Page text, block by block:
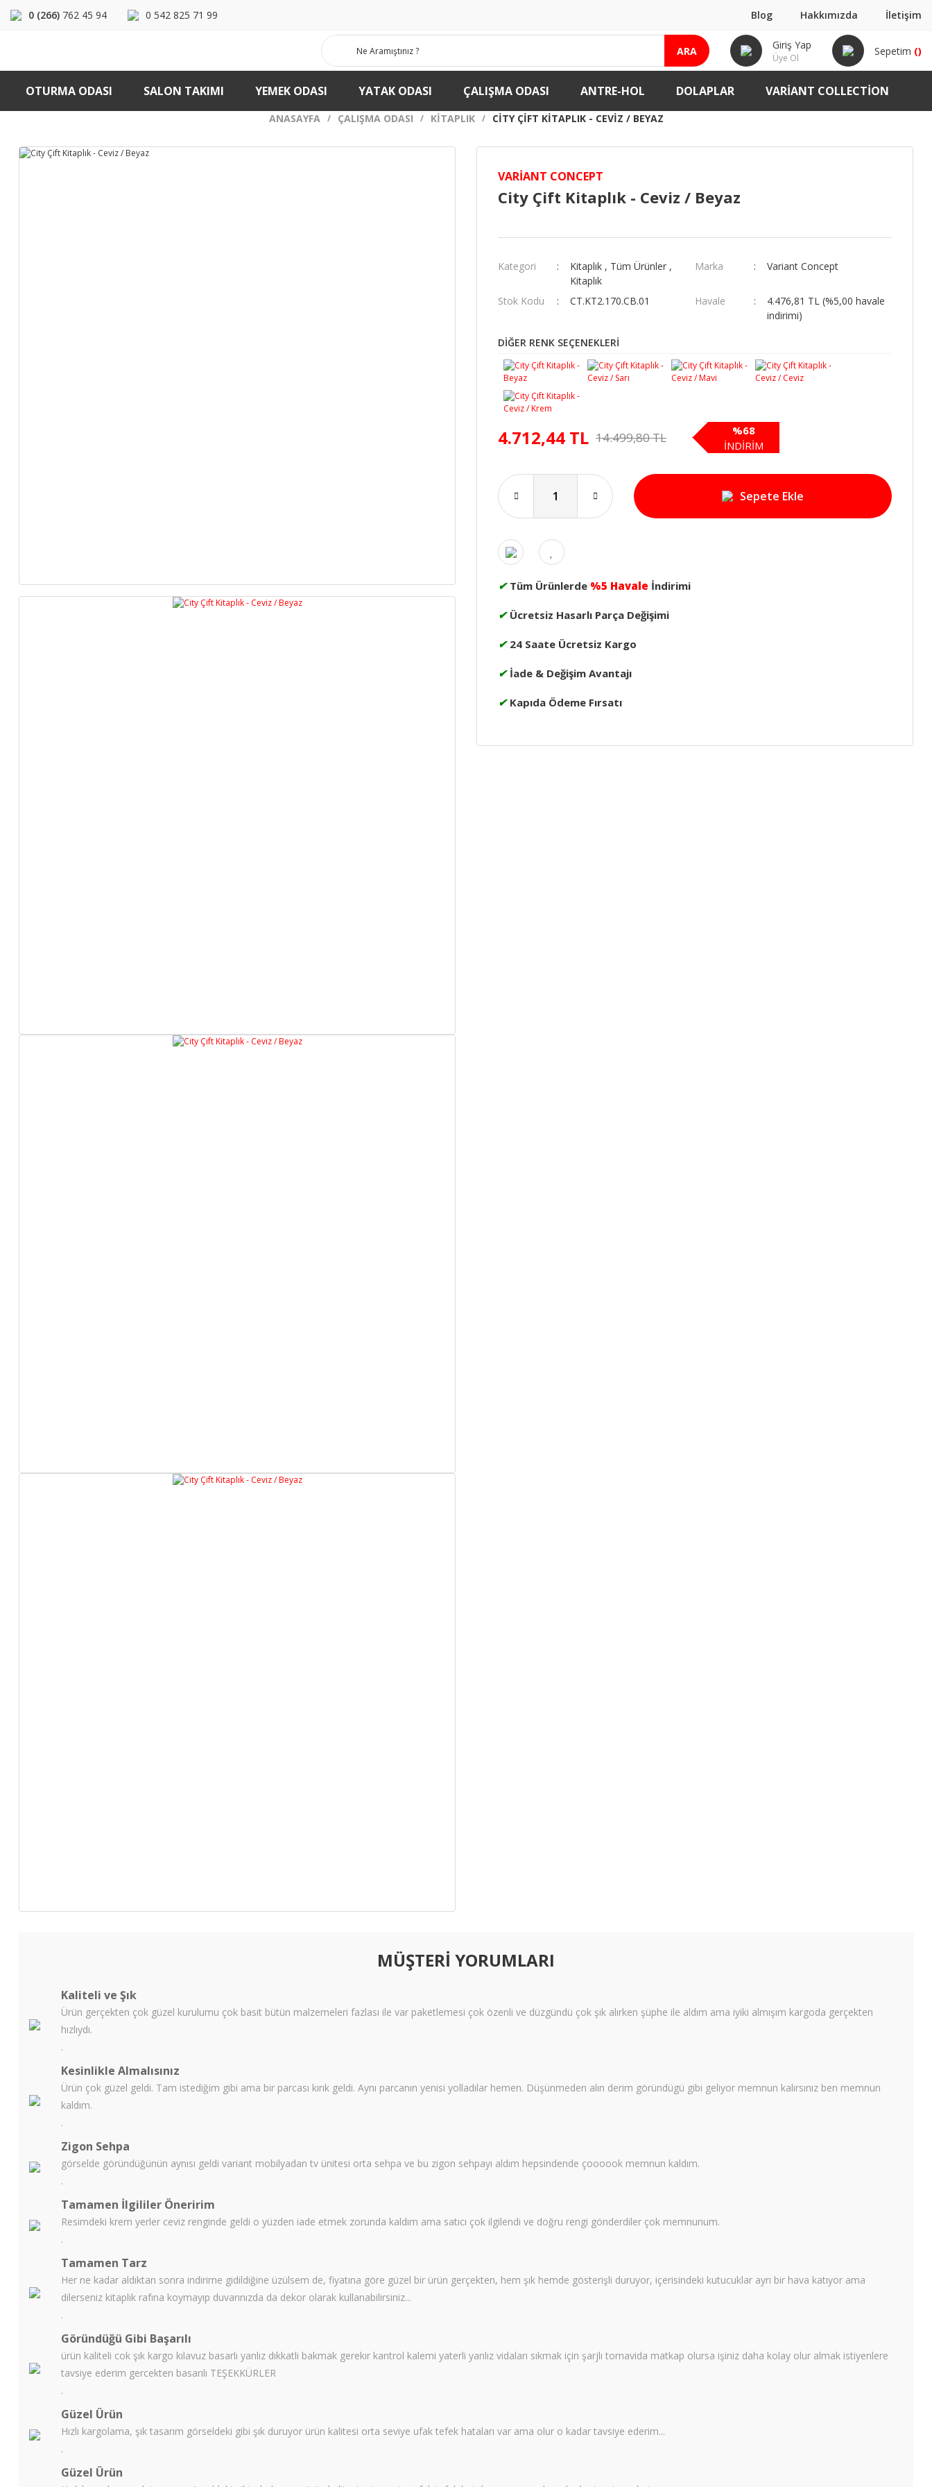
0 (266) 762 45 94 0 542 825 71 99 Blog Hakkımızda İletişim
ARA Giriş Yap
Üye Ol
Sepetim ()
OTURMA ODASI SALON TAKIMI YEMEK ODASI YATAK ODASI ÇALIŞMA ODASI ANTRE-HOL DOLAPLAR VARIANT COLLECTION
ANASAYFA ÇALIŞMA ODASI KITAPLIK CITY ÇIFT KITAPLIK - CEVIZ / BEYAZ
VARIANT CONCEPT
City Çift Kitaplık - Ceviz / Beyaz
Kategori Kitaplık , Tüm Ürünler ,
Kitaplık
Marka Variant Concept
Stok Kodu CT.KT2.170.CB.01 Havale
4.476,81 TL (%5,00 havale
indirimi)
DİĞER RENK SEÇENEKLERİ
4.712,44 TL 14.499,80 TL
%68
İNDİRİM
Sepete Ekle
✔ Tüm Ürünlerde %5 Havale İndirimi
✔ Ücretsiz Hasarlı Parça Değişimi
✔ 24 Saate Ücretsiz Kargo
✔ İade & Değişim Avantajı
✔ Kapıda Ödeme Fırsatı
MÜŞTERİ YORUMLARI
Kaliteli ve Şık
Ürün gerçekten çok güzel kurulumu çok basit bütün malzemeleri fazlası ile var paketlemesi çok özenli ve düzgündü çok şık alırken şüphe ile aldım ama iyiki almışım kargoda gerçekten
hızlıydı.
.
Kesinlikle Almalısınız
Ürün çok güzel geldi. Tam istediğim gibi ama bir parcası kırık geldi. Aynı parcanın yenisi yolladılar hemen. Düşünmeden alın derim göründügü gibi geliyor memnun kalırsınız ben memnun
kaldım.
.
Zigon Sehpa
görselde göründüğünün aynısı geldi variant mobilyadan tv ünitesi orta sehpa ve bu zigon sehpayı aldım hepsindende çoooook memnun kaldım.
.
Tamamen İlgililer Öneririm
Resimdeki krem yerler ceviz renginde geldi o yüzden iade etmek zorunda kaldım ama satıcı çok ilgilendi ve doğru rengi gönderdiler çok memnunum.
.
Tamamen Tarz
Her ne kadar aldıktan sonra indirime gidildiğine üzülsem de, fiyatına göre güzel bir ürün gerçekten, hem şık hemde gösterişli duruyor, içerisindeki kutucuklar ayrı bir hava katıyor ama
dilerseniz kitaplık rafına koymayıp duvarınızda da dekor olarak kullanabilirsiniz...
.
Göründüğü Gibi Başarılı
ürün kaliteli cok şık kargo kılavuz basarlı yanlız dıkkatli bakmak gerekır kantrol kalemi yaterli yanlız vidaları sıkmak için şarjlı tornavida matkap olursa işiniz daha kolay olur almak istiyenlere
tavsiye ederim gercekten basarılı TEŞEKKÜRLER
.
Güzel Ürün
Hızlı kargolama, şık tasarım görseldeki gibi şık duruyor ürün kalitesi orta seviye ufak tefek hataları var ama olur o kadar tavsiye ederim...
.
Güzel Ürün